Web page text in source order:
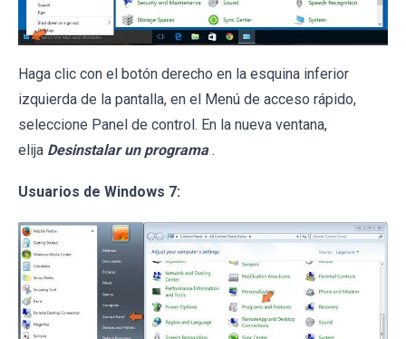
Haga clic con el botón derecho en la esquina inferior
izquierda de la pantalla, en el Menú de acceso rápido,
seleccione Panel de control. En la nueva ventana,
elija Desinstalar un programa .
Usuarios de Windows 7: